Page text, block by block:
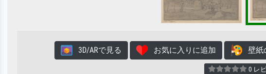
3D/ARで見る お気に入りに追加 壁紙
0 レ